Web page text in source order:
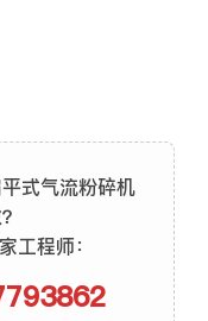
式气流粉碎机
工程师：